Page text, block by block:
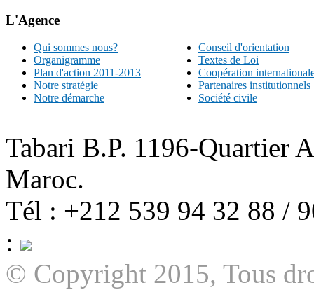
L'Agence
Qui sommes nous?
Organigramme
Plan d'action 2011-2013
Notre stratégie
Notre démarche
Conseil d'orientation
Textes de Loi
Coopération
Partenaires institutionnels
Société civile
Tabari B.P. 1196-Quartier
Maroc.
Tél : +212 539 94 32 88 /
:
© Copyright 2015, Tous